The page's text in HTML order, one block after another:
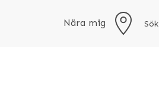
Nära mig Sök